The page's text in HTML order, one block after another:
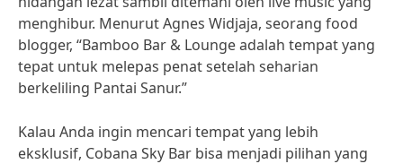
menghibur. Menurut Agnes Widjaja, seorang food
blogger, “Bamboo Bar & Lounge adalah tempat yang
tepat untuk melepas penat setelah seharian
berkeliling Pantai Sanur.”
Kalau Anda ingin mencari tempat yang lebih
eksklusif, Cobana Sky Bar bisa menjadi pilihan yang